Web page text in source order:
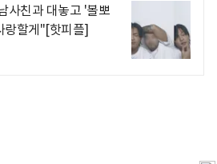
사친과 대놓고 '볼뽀
랑할게"[핫피플]